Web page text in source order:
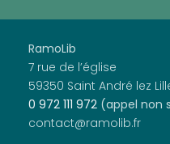
RamoLib
7 rue de l’église
59350 Saint André lez
0 972 111 972 (appel non
contact@ramolib.fr